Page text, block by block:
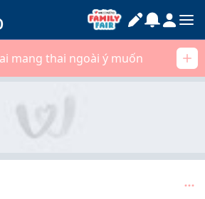
mang thai ngoài ý muốn